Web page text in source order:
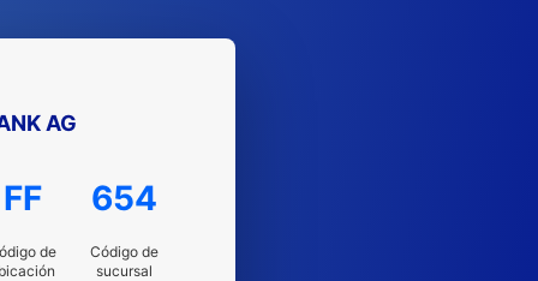
AG
FF
de
654
Código de
sucursal